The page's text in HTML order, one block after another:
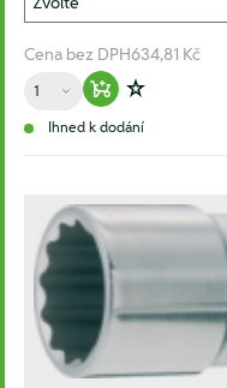
Cena bez DPH634,81 Kč
Množství
Warenkorb
Zur
Ihned k dodání